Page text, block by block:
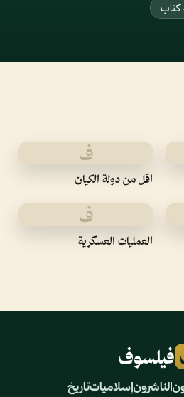
ف
اقل من دولة الكيان
ف
العمليات العسكرية
فيلسوف
الناشرونإسلامياتتاريخ